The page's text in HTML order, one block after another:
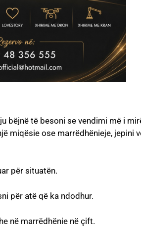
bëjnë të besoni se vendimi më i
miqësie ose marrëdhënieje, jepini
për situatën.
për atë që ka ndodhur.
në marrëdhënie në çift.